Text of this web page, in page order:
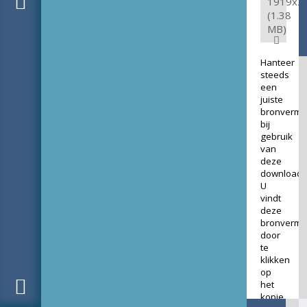
(1.38
MB)
Hanteer
steeds
een
juiste
bij
gebruik
van
deze
download.
U
vindt
deze
door
te
klikken
op
het
kopje